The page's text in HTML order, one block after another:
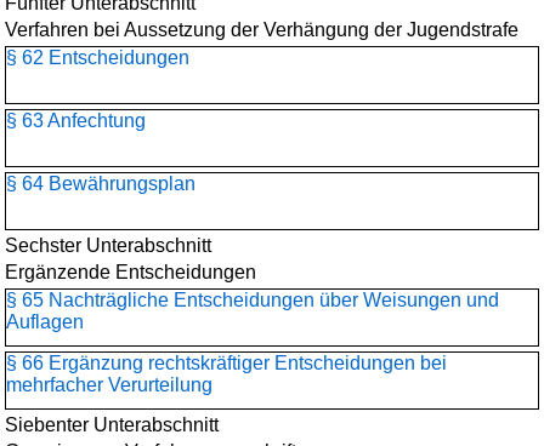
Verfahren bei Aussetzung der Verhängung der Jugendstrafe
§ 62 Entscheidungen
§ 63 Anfechtung
§ 64 Bewährungsplan
Sechster Unterabschnitt
Ergänzende Entscheidungen
§ 65 Nachträgliche Entscheidungen über Weisungen und
Auflagen
§ 66 Ergänzung rechtskräftiger Entscheidungen bei
mehrfacher Verurteilung
Siebenter Unterabschnitt